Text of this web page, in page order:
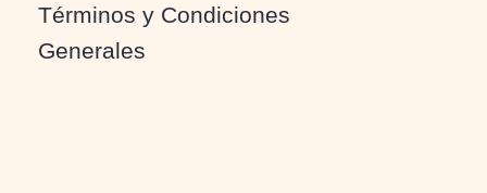
Términos y Condiciones
Generales